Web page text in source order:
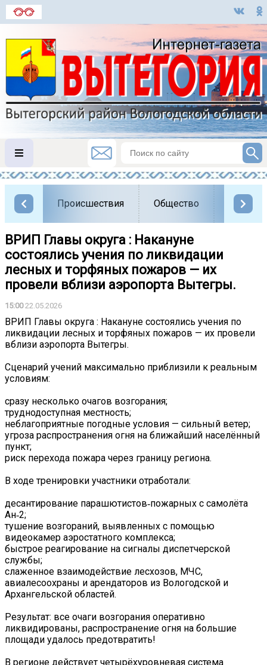
Происшествия Общество Власть
ВРИП Главы округа : Накануне
состоялись учения по ликвидации
лесных и торфяных пожаров — их
провели вблизи аэропорта Вытегры.
15:0022.05.2026
ВРИП Главы округа : Накануне состоялись учения по
ликвидации лесных и торфяных пожаров — их провели
вблизи аэропорта Вытегры.
Сценарий учений максимально приблизили к реальным
условиям:
сразу несколько очагов возгорания;
труднодоступная местность;
неблагоприятные погодные условия — сильный ветер;
угроза распространения огня на ближайший населённый
пункт;
риск перехода пожара через границу региона.
В ходе тренировки участники отработали:
десантирование парашютистов‑пожарных с самолёта
Ан‑2;
тушение возгораний, выявленных с помощью
видеокамер аэростатного комплекса;
быстрое реагирование на сигналы диспетчерской
службы;
слаженное взаимодействие лесхозов, МЧС,
авиалесоохраны и арендаторов из Вологодской и
Архангельской областей.
Результат: все очаги возгорания оперативно
ликвидированы, распространение огня на большие
площади удалось предотвратить!
В регионе действует четырёхуровневая система